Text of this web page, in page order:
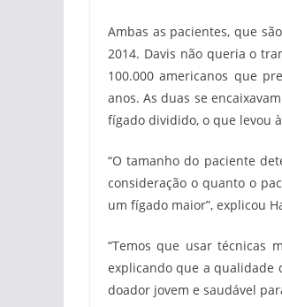
Ambas as pacientes, que
2014. Davis não queria o
100.000 americanos que
anos. As duas se
fígado dividido, o que levou
“O tamanho do paciente
consideração o quanto o
um fígado maior”, explicou
“Temos que usar técnicas
explicando que a qualidade
doador jovem e saudável